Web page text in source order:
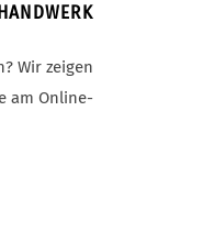
Wir zeigen
am Online-